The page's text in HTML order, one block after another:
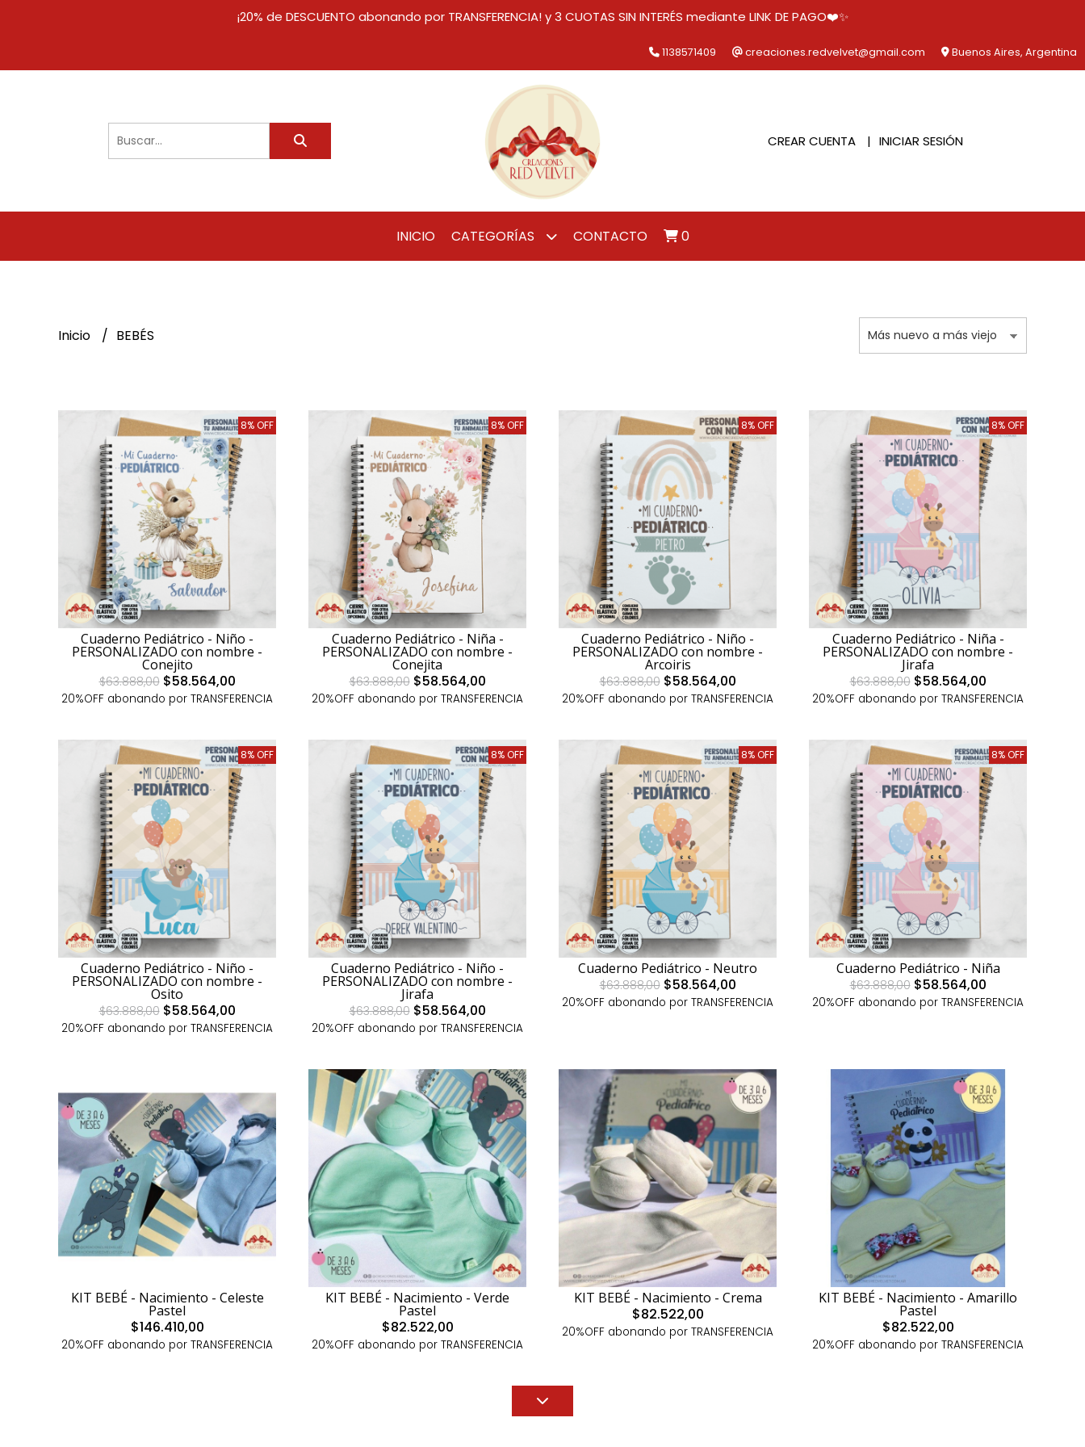
¡20% de DESCUENTO abonando por TRANSFERENCIA! y 3 CUOTAS SIN INTERÉS mediante LINK DE PAGO❤️✨
1138571409 creaciones.redvelvet@gmail.com Buenos Aires, Argentina
CREAR CUENTA INICIAR SESIÓN
INICIO CATEGORÍAS CONTACTO 0
Inicio BEBÉS
8% OFF
Cuaderno Pediátrico - Niño -
PERSONALIZADO con nombre -
Conejito
$63.888,00$58.564,00
20%OFF abonando por TRANSFERENCIA
8% OFF
Cuaderno Pediátrico - Niña -
PERSONALIZADO con nombre -
Conejita
$63.888,00$58.564,00
20%OFF abonando por TRANSFERENCIA
8% OFF
Cuaderno Pediátrico - Niño -
PERSONALIZADO con nombre -
Arcoiris
$63.888,00$58.564,00
20%OFF abonando por TRANSFERENCIA
8% OFF
Cuaderno Pediátrico - Niña -
PERSONALIZADO con nombre -
Jirafa
$63.888,00$58.564,00
20%OFF abonando por TRANSFERENCIA
8% OFF
Cuaderno Pediátrico - Niño -
PERSONALIZADO con nombre -
Osito
$63.888,00$58.564,00
20%OFF abonando por TRANSFERENCIA
8% OFF
Cuaderno Pediátrico - Niño -
PERSONALIZADO con nombre -
Jirafa
$63.888,00$58.564,00
20%OFF abonando por TRANSFERENCIA
8% OFF
Cuaderno Pediátrico - Neutro
$63.888,00$58.564,00
20%OFF abonando por TRANSFERENCIA
8% OFF
Cuaderno Pediátrico - Niña
$63.888,00$58.564,00
20%OFF abonando por TRANSFERENCIA
KIT BEBÉ - Nacimiento - Celeste
Pastel
$146.410,00
20%OFF abonando por TRANSFERENCIA
KIT BEBÉ - Nacimiento - Verde
Pastel
$82.522,00
20%OFF abonando por TRANSFERENCIA
KIT BEBÉ - Nacimiento - Crema
$82.522,00
20%OFF abonando por TRANSFERENCIA
KIT BEBÉ - Nacimiento - Amarillo
Pastel
$82.522,00
20%OFF abonando por TRANSFERENCIA